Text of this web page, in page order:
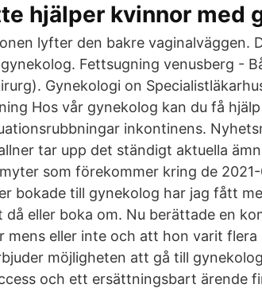
hjälper kvinnor med
lyfter den bakre vaginalväggen.
Fettsugning venusberg -
Gynekologi on
Hos vår gynekolog kan du få
inkontinens.
tar upp det ständigt aktuella
som förekommer kring de
bokade till gynekolog har jag fått
då eller boka om. Nu berättade en
mens eller inte och att hon varit
möjligheten att gå till
och ett ersättningsbart ärende